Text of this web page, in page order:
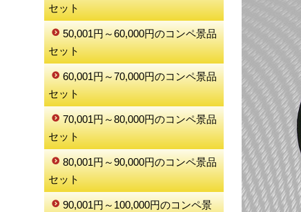
セット
50,001円～60,000円のコンペ景品
セット
60,001円～70,000円のコンペ景品
セット
70,001円～80,000円のコンペ景品
セット
80,001円～90,000円のコンペ景品
セット
90,001円～100,000円のコンペ景